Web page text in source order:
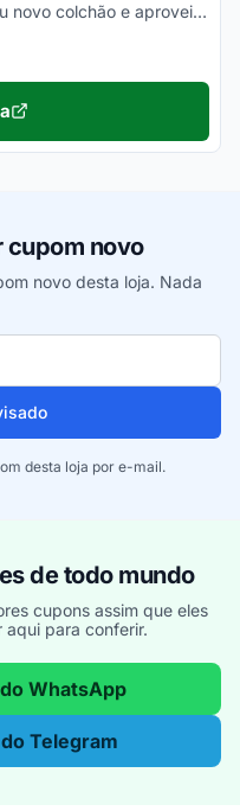
É por pouco tempo, garanta já seu novo colchão e aproveite as ofertas!
cupom novo
novo desta loja. Nada
desta loja por e-mail.
de todo mundo
cupons assim que eles
aqui para conferir.
WhatsApp
Telegram